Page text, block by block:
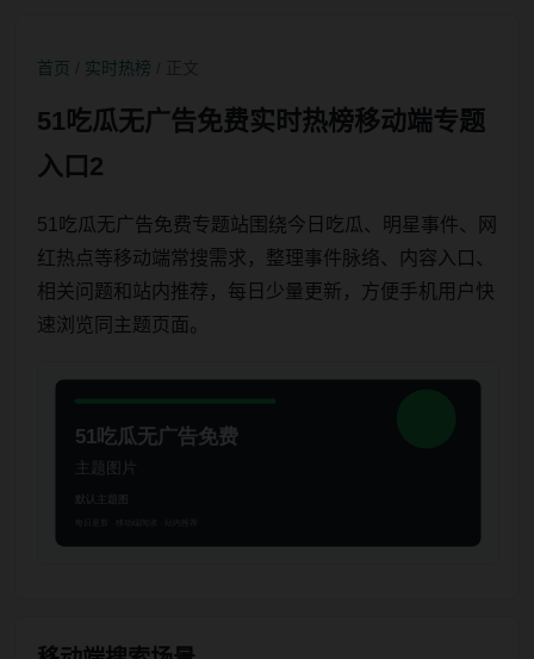
首页 实时热榜
51吃瓜无广告免费实时热榜移动端专题
入口2
51吃瓜无广告免费专题站围绕今日吃瓜、明星事件、网
红热点等移动端常搜需求，整理事件脉络、内容入口、
相关问题和站内推荐，每日少量更新，方便手机用户快
速浏览同主题页面。